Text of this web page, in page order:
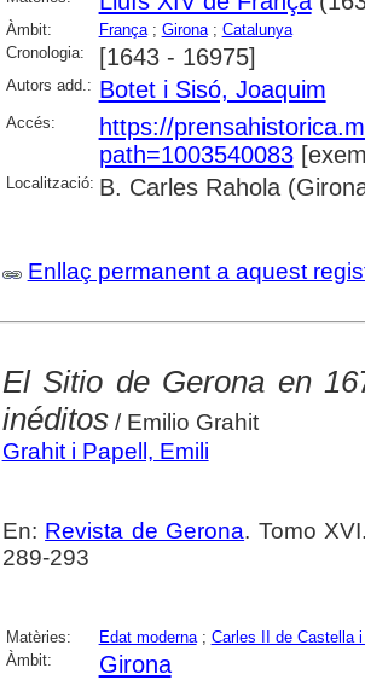
Àmbit: França; Girona; Catalunya
Cronologia:
[1643 - 16975]
Autors add.: Botet i Sisó, Joaquim
Accés:
https://
path=1003540083
Localització: B. Carles Rahola
Enllaç permanent a aquest
El Sitio de Gerona en
inéditos/ Emilio Grahit
Grahit i Papell, Emili
En: Revista de Gerona. Tomo
289-293
Matèries: Edat moderna; Carles II de Castella i
Àmbit:
Girona